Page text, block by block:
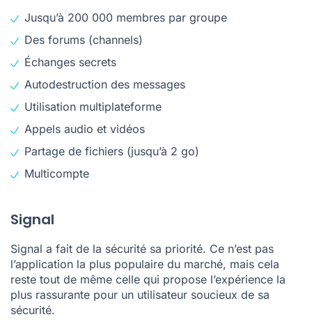
Jusqu’à 200 000 membres par groupe
Des forums (channels)
Échanges secrets
Autodestruction des messages
Utilisation multiplateforme
Appels audio et vidéos
Partage de fichiers (jusqu’à 2 go)
Multicompte
Signal
Signal a fait de la sécurité sa priorité. Ce n’est pas
l’application la plus populaire du marché, mais cela
reste tout de même celle qui propose l’expérience la
plus rassurante pour un utilisateur soucieux de sa
sécurité.